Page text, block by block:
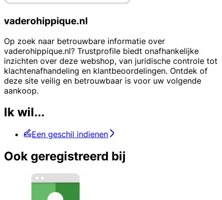
vaderohippique.nl
Op zoek naar betrouwbare informatie over
vaderohippique.nl? Trustprofile biedt onafhankelijke
inzichten over deze webshop, van juridische controle tot
klachtenafhandeling en klantbeoordelingen. Ontdek of
deze site veilig en betrouwbaar is voor uw volgende
aankoop.
Ik wil...
Een geschil indienen
Ook geregistreerd bij